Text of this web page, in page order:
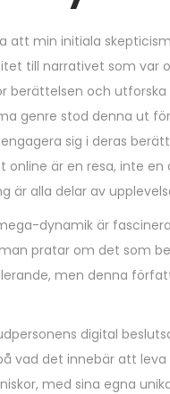
att min initiala
till narrativet som var
berättelsen och
genre stod denna ut
sig i deras
online är en resa, inte
är alla delar av
dynamik är
pratar om det som
men denna
digital
vad det innebär att
med sina egna